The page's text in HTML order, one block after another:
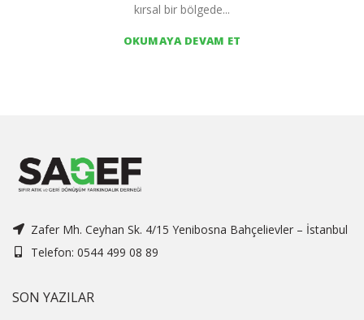
kırsal bir bölgede...
OKUMAYA DEVAM ET
Zafer Mh. Ceyhan Sk. 4/15 Yenibosna Bahçelievler – İstanbul
Telefon: 0544 499 08 89
SON YAZILAR